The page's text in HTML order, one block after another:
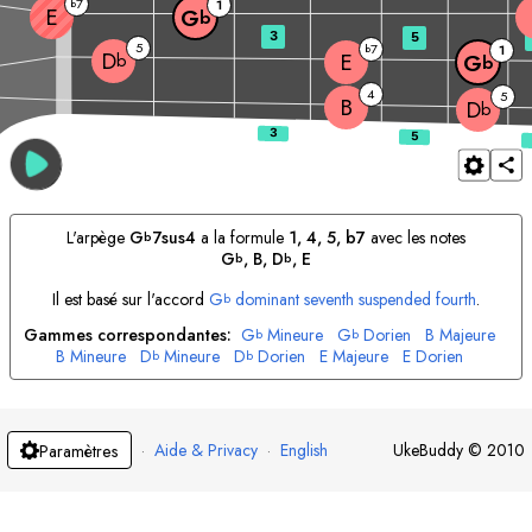
B 4
Db 5
Db 5 E b7 Gb 1
E Gb 1
3 5
L'arpège Gb7sus4 a la formule 1, 4, 5, b7avec les notes
Gb, B, Db, E
Il est basé sur l'accord Gb dominant seventh suspended fourth.
Gammes correspondantes: Gb Mineure Gb Dorien B Majeure
B Mineure Db Mineure Db Dorien E Majeure E Dorien
Paramètres · Aide & Privacy · English UkeBuddy © 2010